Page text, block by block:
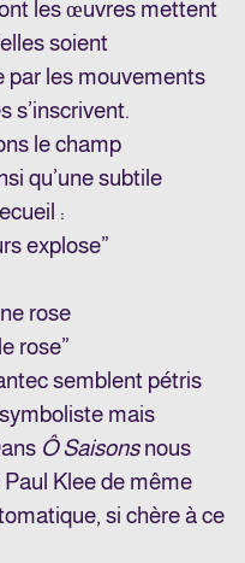
les œuvres mettent
soient
par les mouvements
s’inscrivent.
le champ
qu’une subtile
:
explose”
rose
rose”
semblent pétris
mais
Ô Saisonsnous
Klee de même
si chère à ce